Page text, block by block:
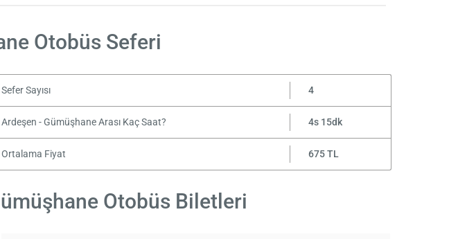
Otobüs Seferi
Sefer Sayısı 4
Ardeşen - Gümüşhane Arası Kaç Saat? 4s 15dk
Ortalama Fiyat 675 TL
Otobüs Biletleri